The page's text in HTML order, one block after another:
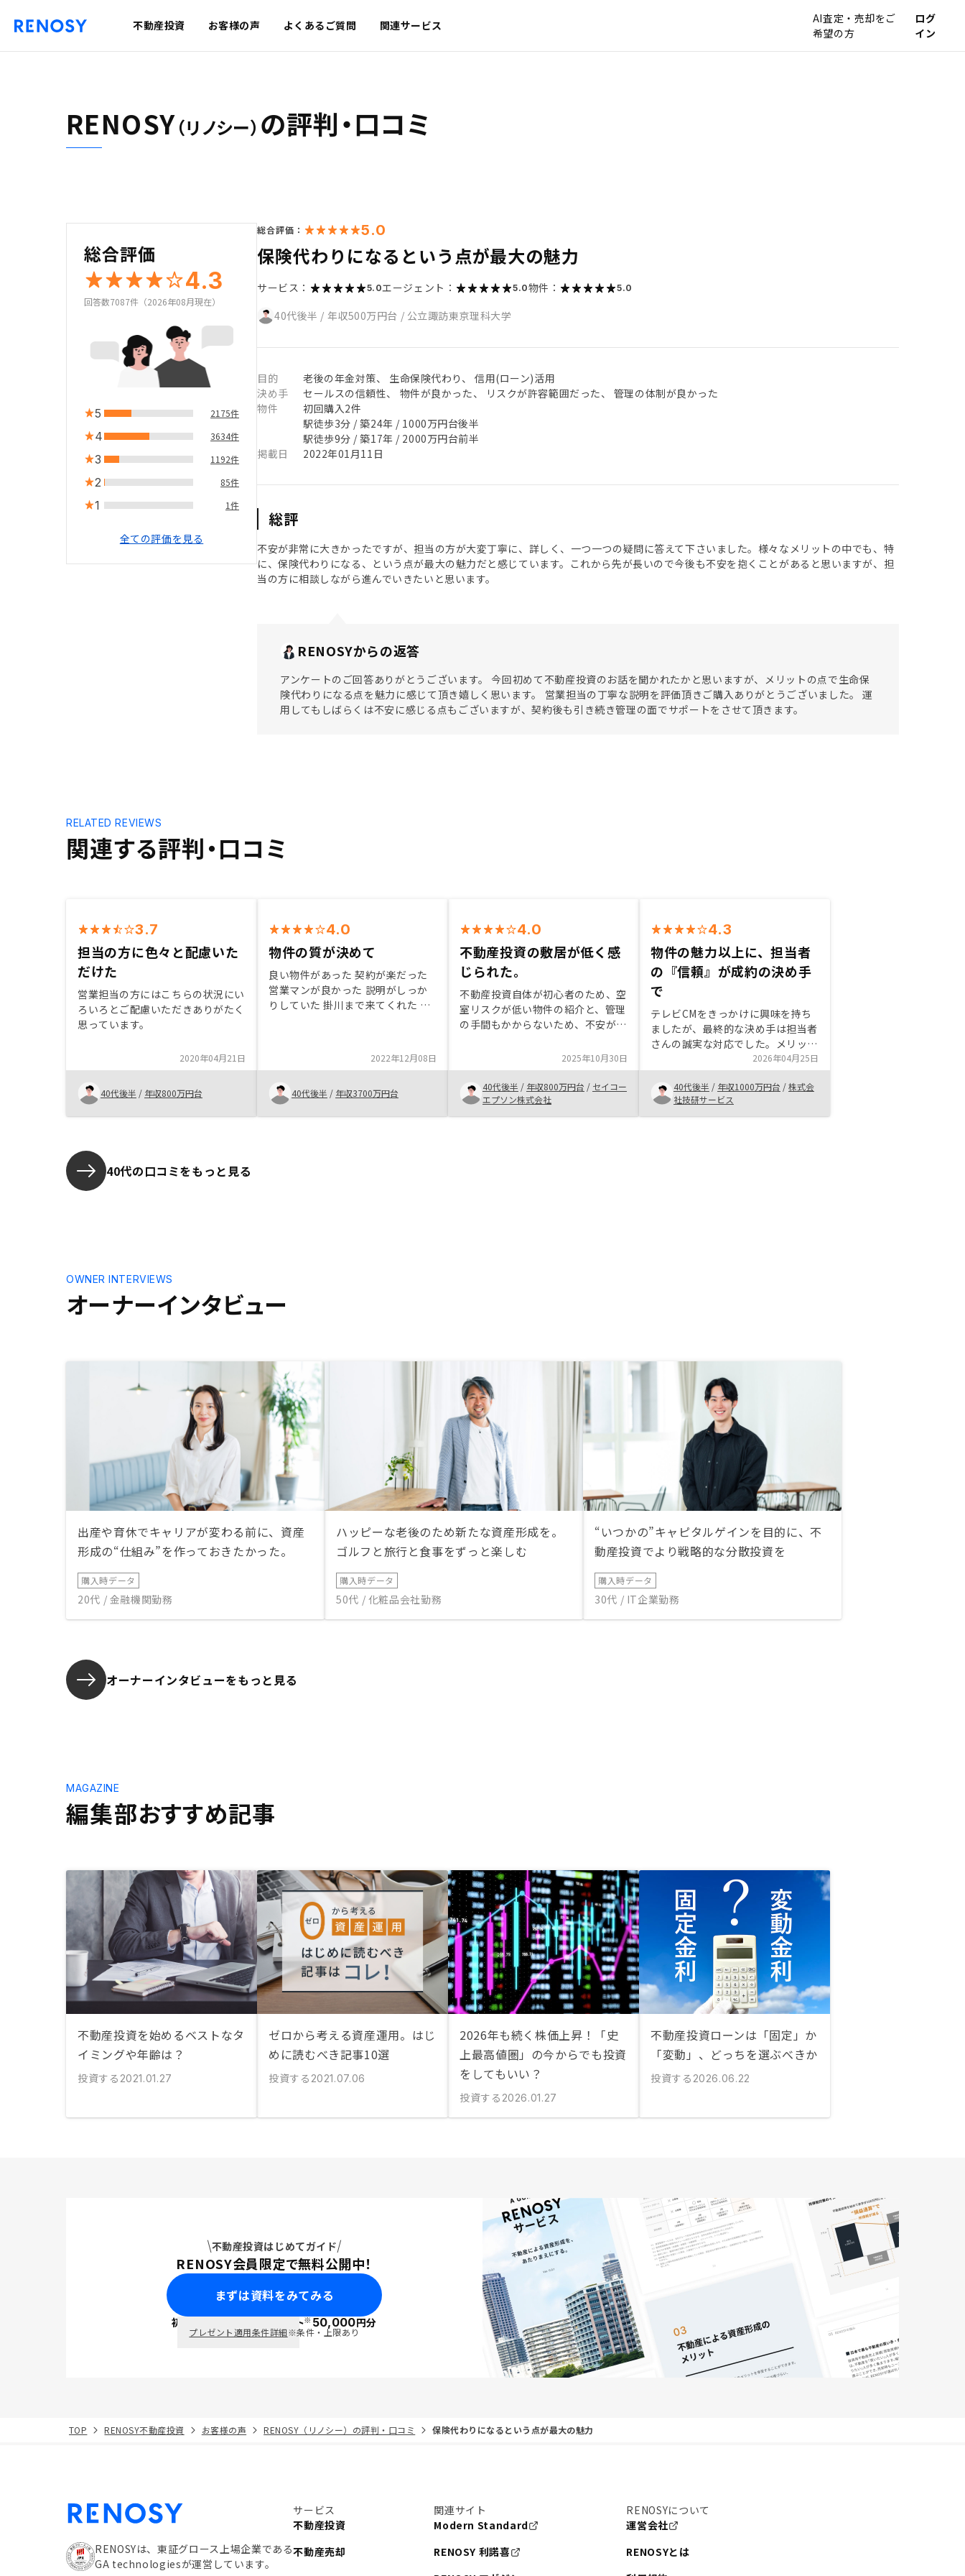
不動産投資 お客様の声 よくあるご質問 関連サービス
AI査定・売却をご
希望の方
ログ
イン
RENOSY（リノシー） の評判・口コミ
総合評価
4.3
回答数7087件（2026年08月現在）
5 2175件
4 3634件
3 1192件
2 85件
1 1件
全ての評価を見る
総合評価： 5.0
保険代わりになるという点が最大の魅力
サービス： 5.0エージェント： 5.0物件： 5.0
40代後半 / 年収500万円台 / 公立諏訪東京理科大学
目的
老後の年金対策、 生命保険代わり、 信用(ローン)活用
決め手
セールスの信頼性、 物件が良かった、 リスクが許容範囲だった、 管理の体制が良かった
物件
初回購入2件
駅徒歩3分 / 築24年 / 1000万円台後半
駅徒歩9分 / 築17年 / 2000万円台前半
掲載日
2022年01月11日
総評
不安が非常に大きかったですが、担当の方が大変丁寧に、詳しく、一つ一つの疑問に答えて下さいました。様々なメリットの中でも、特
に、保険代わりになる、という点が最大の魅力だと感じています。これから先が長いので今後も不安を抱くことがあると思いますが、担
当の方に相談しながら進んでいきたいと思います。
RENOSYからの返答
アンケートのご回答ありがとうございます。 今回初めて不動産投資のお話を聞かれたかと思いますが、メリットの点で生命保
険代わりになる点を魅力に感じて頂き嬉しく思います。 営業担当の丁寧な説明を評価頂きご購入ありがとうございました。 運
用してもしばらくは不安に感じる点もございますが、契約後も引き続き管理の面でサポートをさせて頂きます。
関連する評判・口コミ
RELATED REVIEWS
3.7
担当の方に色々と配慮いた
だけた
営業担当の方にはこちらの状況にい
ろいろとご配慮いただきありがたく
思っています。
2020年04月21日
40代後半 / 年収800万円台
4.0
物件の質が決めて
良い物件があった 契約が楽だった
営業マンが良かった 説明がしっか
りしていた 掛川まで来てくれた お
2022年12月08日
40代後半 / 年収3700万円台
4.0
不動産投資の敷居が低く感
じられた。
不動産投資自体が初心者のため、空
室リスクが低い物件の紹介と、管理
の手間もかからないため、不安が払
て投資ができると思いました。 物
件についても希望の場所と、自分に
ちょうど合う価格帯の物件を紹介し
ていただけた。 とくになし。
2025年10月30日
40代後半 / 年収800万円台 / セイコー
エプソン株式会社
4.3
物件の魅力以上に、担当者
の『信頼』が成約の決め手
で
テレビCMをきっかけに興味を持ち
ましたが、最終的な決め手は担当者
さんの誠実な対応でした。メリット
だけでなく、デメリットについても
非常に詳しく丁寧に説明してくださ
り、不動産投資が初めてで抱えてい
た多くの不安が一つずつ解消されま
した。提案いただいた物件自体も大
2026年04月25日
40代後半 / 年収1000万円台 /株式会
社技研サービス
40代の口コミをもっと見る
オーナーインタビュー
OWNER INTERVIEWS
出産や育休でキャリアが変わる前に、資産
形成の“仕組み”を作っておきたかった。
購入時データ
20代 / 金融機関勤務
ハッピーな老後のため新たな資産形成を。
ゴルフと旅行と食事をずっと楽しむ
購入時データ
50代 / 化粧品会社勤務
“いつかの”キャピタルゲインを目的に、不
動産投資でより戦略的な分散投資を
購入時データ
30代 / IT企業勤務
オーナーインタビューをもっと見る
編集部おすすめ記事
MAGAZINE
不動産投資を始めるベストなタ
イミングや年齢は？
投資する 2021.01.27
ゼロから考える資産運用。はじ
めに読むべき記事10選
投資する 2021.07.06
2026年も続く株価上昇！「史
上最高値圏」の今からでも投資
をしてもいい？
投資する 2026.01.27
不動産投資ローンは「固定」か
「変動」、どっちを選ぶべきか
投資する 2026.06.22
不動産投資はじめてガイド
RENOSY会員限定で無料公開中！
まずは資料をみてみる
初回面談で ポイント※50,000円分
プレゼント適用条件詳細※条件・上限あり
TOP RENOSY不動産投資 お客様の声 RENOSY（リノシー）の評判・口コミ 保険代わりになるという点が最大の魅力
RENOSYは、東証グロース上場企業である
GA technologiesが運営しています。
サービス
不動産投資
不動産売却
関連サイト
Modern Standard
RENOSY 利諾喜
RENOSYについて
運営会社
RENOSYとは